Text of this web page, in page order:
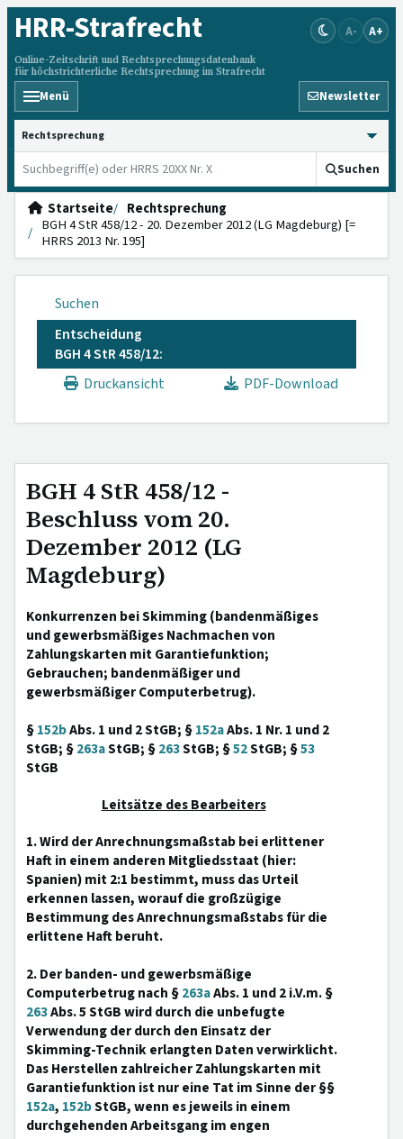
HRR-Strafrecht
Online-Zeitschrift und Rechtsprechungsdatenbank
für höchstrichterliche Rechtsprechung im Strafrecht
A- A+
Menü Newsletter
HRRS durchsuchen
Suchen
Startseite
Rechtsprechung
BGH 4 StR 458/12 - 20. Dezember 2012 (LG Magdeburg) [=
HRRS 2013 Nr. 195]
Suchen
Entscheidung
BGH 4 StR 458/12:
Druckansicht
PDF-Download
BGH 4 StR 458/12 -
Beschluss vom 20.
Dezember 2012 (LG
Magdeburg)
Konkurrenzen bei Skimming (bandenmäßiges
und gewerbsmäßiges Nachmachen von
Zahlungskarten mit Garantiefunktion;
Gebrauchen; bandenmäßiger und
gewerbsmäßiger Computerbetrug).
§152bAbs. 1 und 2 StGB; §152aAbs. 1 Nr. 1 und 2
StGB; §263aStGB; §263StGB; §52StGB; §53
StGB
Leitsätze des Bearbeiters
1. Wird der Anrechnungsmaßstab bei erlittener
Haft in einem anderen Mitgliedsstaat (hier:
Spanien) mit 2:1 bestimmt, muss das Urteil
erkennen lassen, worauf die großzügige
Bestimmung des Anrechnungsmaßstabs für die
erlittene Haft beruht.
2. Der banden- und gewerbsmäßige
Computerbetrug nach §263aAbs. 1 und 2 i.V.m. §
263Abs. 5 StGB wird durch die unbefugte
Verwendung der durch den Einsatz der
Skimming-Technik erlangten Daten verwirklicht.
Das Herstellen zahlreicher Zahlungskarten mit
Garantiefunktion ist nur eine Tat im Sinne der §§
152a, 152bStGB, wenn es jeweils in einem
durchgehenden Arbeitsgang im engen